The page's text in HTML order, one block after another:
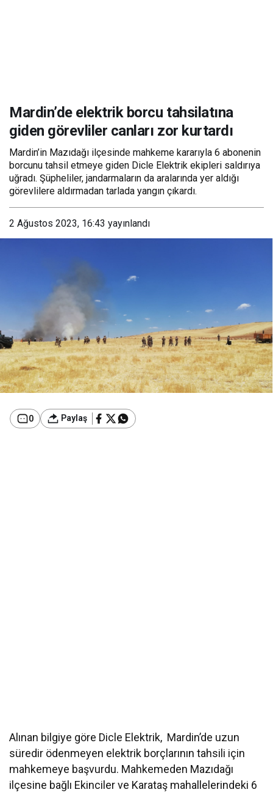
Mardin’de elektrik borcu tahsilatına
giden görevliler canları zor kurtardı
Mardin’in Mazıdağı ilçesinde mahkeme kararıyla 6 abonenin
borcunu tahsil etmeye giden Dicle Elektrik ekipleri saldırıya
uğradı. Şüpheliler, jandarmaların da aralarında yer aldığı
görevlilere aldırmadan tarlada yangın çıkardı.
2 Ağustos 2023, 16:43 yayınlandı
0 Paylaş
Alınan bilgiye göre Dicle Elektrik, Mardin’de uzun
süredir ödenmeyen elektrik borçlarının tahsili için
mahkemeye başvurdu. Mahkemeden Mazıdağı
ilçesine bağlı Ekinciler ve Karataş mahallelerindeki 6